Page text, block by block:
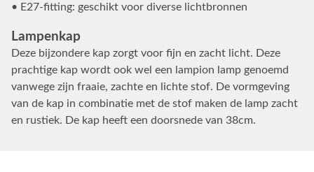
• E27-fitting: geschikt voor diverse lichtbronnen
Lampenkap
Deze bijzondere kap zorgt voor fijn en zacht licht. Deze
prachtige kap wordt ook wel een lampion lamp genoemd
vanwege zijn fraaie, zachte en lichte stof. De vormgeving
van de kap in combinatie met de stof maken de lamp zacht
en rustiek. De kap heeft een doorsnede van 38cm.